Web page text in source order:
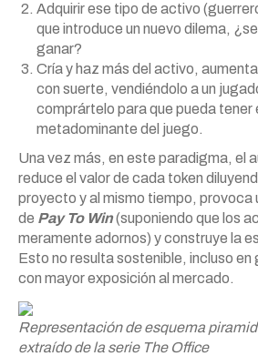
Adquirir ese tipo de activo
que introduce un nuevo dilema,
ganar?
Cría y haz más del activo,
con suerte, vendiéndolo a un
comprártelo para que pueda tener
metadominante del juego.
Una vez más, en este paradigma, el
reduce el valor de cada token
proyecto y al mismo tiempo, provoca
de Pay To Win(suponiendo que los
meramente adornos) y construye la
Esto no resulta sostenible, incluso en
con mayor exposición al mercado.
Representación de esquema
extraído de la serie The Office